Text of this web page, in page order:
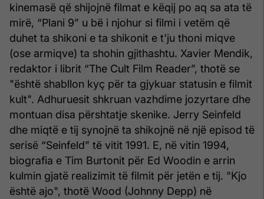
kinemasë që shijojnë filmat e këqij po aq sa ata të
mirë, “Plani 9” u bë i njohur si filmi i vetëm që
duhet ta shikoni e ta shikonit e t'ju thoni miqve
(ose armiqve) ta shohin gjithashtu. Xavier Mendik,
redaktor i librit “The Cult Film Reader”, thotë se
"është shabllon kyç për ta gjykuar statusin e filmit
kult". Adhuruesit shkruan vazhdime jozyrtare dhe
montuan disa përshtatje skenike. Jerry Seinfeld
dhe miqtë e tij synojnë ta shikojnë në një episod të
serisë “Seinfeld” të vitit 1991. E, në vitin 1994,
biografia e Tim Burtonit për Ed Woodin e arrin
kulmin gjatë realizimit të filmit për jetën e tij. "Kjo
është ajo", thotë Wood (Johnny Depp) në